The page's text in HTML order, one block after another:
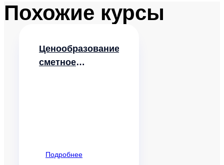
Похожие курсы
Ценообразование,
сметное
Подробнее